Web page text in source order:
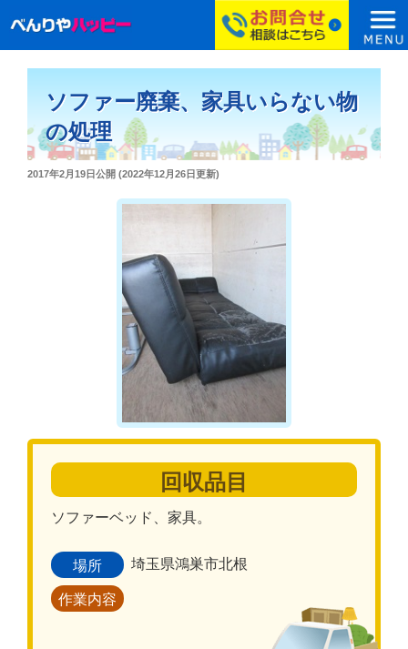
ソファー廃棄、家具いらない物
の処理
投
2017年2月19日公開 (2022年12月26日更新)
回収品目
ソファーベッド、家具。
場所 埼玉県鴻巣市北根
作業内容